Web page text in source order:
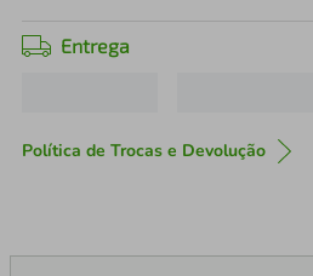
Entrega
Política de Trocas e Devolução